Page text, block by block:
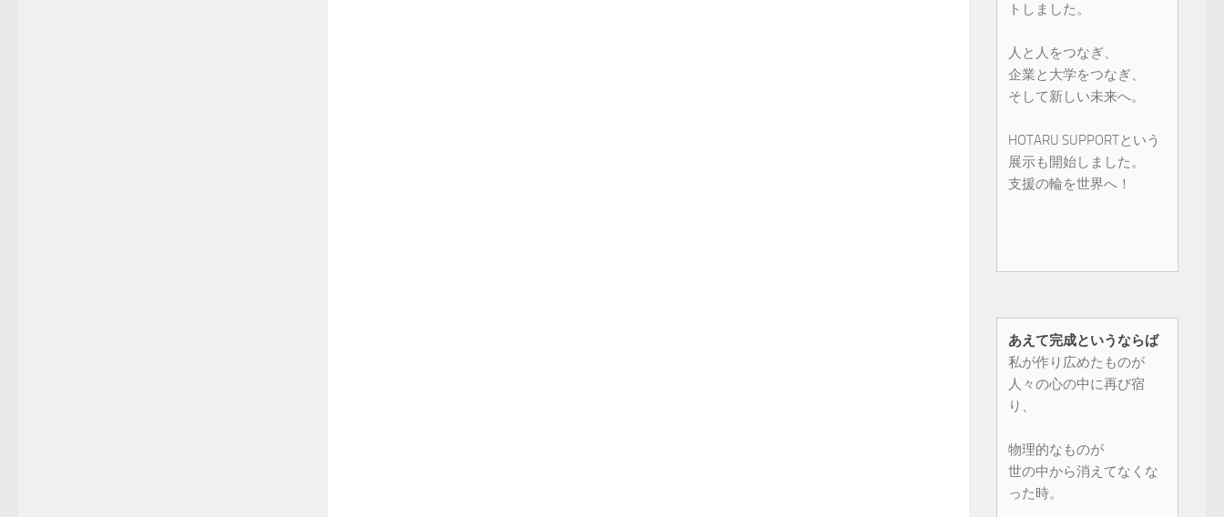
トしました。
人と人をつなぎ、
企業と大学をつなぎ、
そして新しい未来へ。
HOTARU SUPPORTという
展示も開始しました。
支援の輪を世界へ！
あえて完成というならば
私が作り広めたものが
人々の心の中に再び宿
り、
物理的なものが
世の中から消えてなくな
った時。